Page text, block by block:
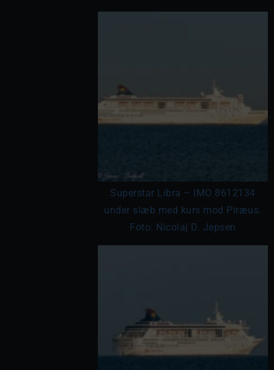
Superstar Libra – IMO 8612134
under slæb med kurs mod Piræus.
Foto: Nicolaj D. Jepsen